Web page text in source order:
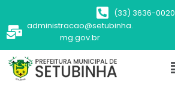
(33) 3636-0020
administracao@setubinha.
mg.gov.br